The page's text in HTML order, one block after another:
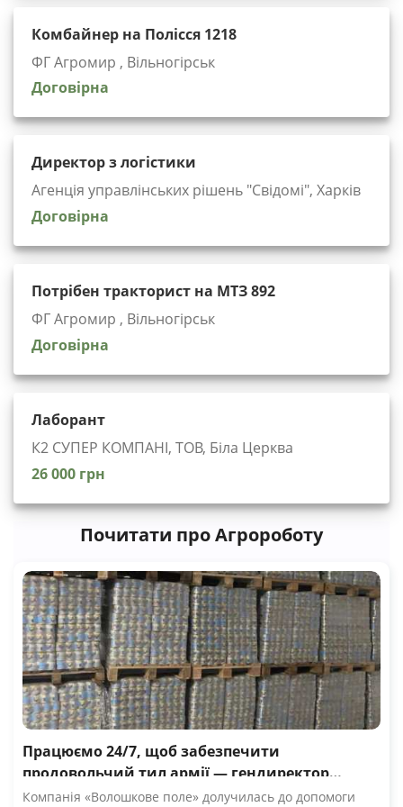
Комбайнер на Полісся 1218
ФГ Агромир , Вільногірськ
Договірна
Директор з логістики
Агенція управлінських рішень "Cвідомі", Харків
Договірна
Потрібен тракторист на МТЗ 892
ФГ Агромир , Вільногірськ
Договірна
Лаборант
К2 СУПЕР КОМПАНІ, ТОВ, Біла Церква
26 000 грн
Почитати про Агророботу
Працюємо 24/7, щоб забезпечити
продовольчий тил армії — гендиректор
компанії Волошкове поле
Компанія «Волошкове поле» долучилась до допомоги